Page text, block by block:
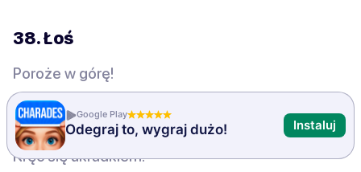
38. Łoś
Poroże w górę!
39. Jaguara
Kręć się ukradkiem.
Google Play
Odegraj to, wygraj dużo! Instaluj